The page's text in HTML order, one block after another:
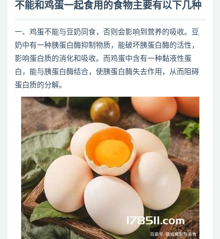
不能和鸡蛋一起食用的食物主要有以下几种
一、鸡蛋不能与豆奶同食，否则会影响到营养的吸收。豆
奶中有一种胰蛋白酶抑制物质，能破坏胰蛋白酶的活性，
影响蛋白质的消化和吸收。而鸡蛋中含有一种黏液性蛋
白，能与胰蛋白酶结合，使胰蛋白酶失去作用，从而阻碍
蛋白质的分解。